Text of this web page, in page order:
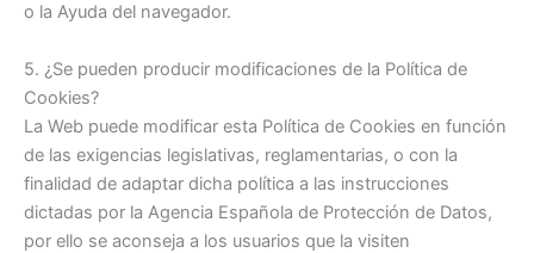
o la Ayuda del navegador.
5. ¿Se pueden producir modificaciones de la Política de
Cookies?
La Web puede modificar esta Política de Cookies en función
de las exigencias legislativas, reglamentarias, o con la
finalidad de adaptar dicha política a las instrucciones
dictadas por la Agencia Española de Protección de Datos,
por ello se aconseja a los usuarios que la visiten